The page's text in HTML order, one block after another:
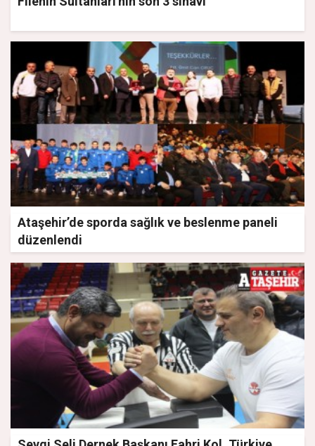
Ataşehir’de sporda sağlık ve beslenme paneli
düzenlendi